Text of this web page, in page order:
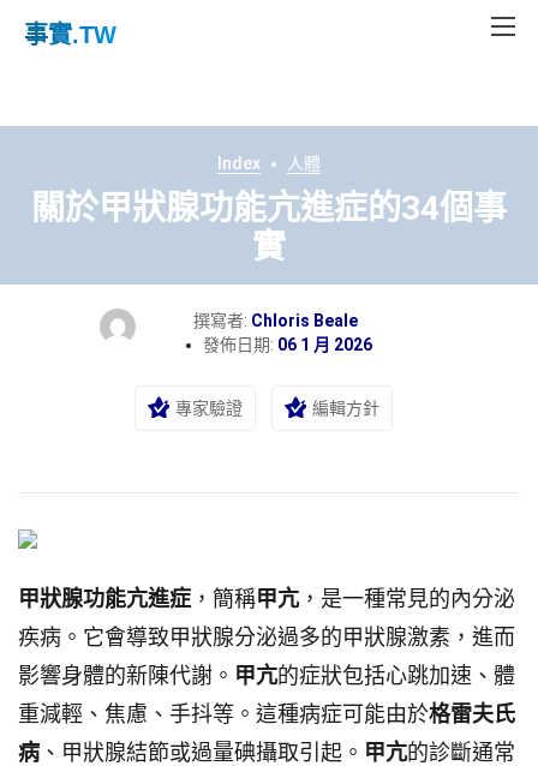
事實.TW
Index 人體
關於甲狀腺功能亢進症的34個事
實
撰寫者: Chloris Beale
發佈日期: 06 1 月 2026
專家驗證 編輯方針
甲狀腺功能亢進症 ，簡稱甲亢 ，是一種常見的內分泌
疾病。它會導致甲狀腺分泌過多的甲狀腺激素，進而
影響身體的新陳代謝。 甲亢的症狀包括心跳加速、體
重減輕、焦慮、手抖等。這種病症可能由於格雷夫氏
病 、甲狀腺結節或過量碘攝取引起。 甲亢的診斷通常